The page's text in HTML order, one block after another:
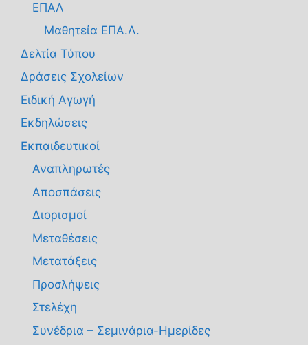
ΕΠΑΛ
Μαθητεία ΕΠΑ.Λ.
Δελτία Τύπου
Δράσεις Σχολείων
Ειδική Αγωγή
Εκδηλώσεις
Εκπαιδευτικοί
Αναπληρωτές
Αποσπάσεις
Διορισμοί
Μεταθέσεις
Μετατάξεις
Προσλήψεις
Στελέχη
Συνέδρια – Σεμινάρια-Ημερίδες